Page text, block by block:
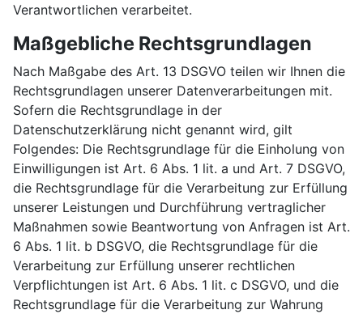
Verantwortlichen verarbeitet.
Maßgebliche Rechtsgrundlagen
Nach Maßgabe des Art. 13 DSGVO teilen wir Ihnen die
Rechtsgrundlagen unserer Datenverarbeitungen mit.
Sofern die Rechtsgrundlage in der
Datenschutzerklärung nicht genannt wird, gilt
Folgendes: Die Rechtsgrundlage für die Einholung von
Einwilligungen ist Art. 6 Abs. 1 lit. a und Art. 7 DSGVO,
die Rechtsgrundlage für die Verarbeitung zur Erfüllung
unserer Leistungen und Durchführung vertraglicher
Maßnahmen sowie Beantwortung von Anfragen ist Art.
6 Abs. 1 lit. b DSGVO, die Rechtsgrundlage für die
Verarbeitung zur Erfüllung unserer rechtlichen
Verpflichtungen ist Art. 6 Abs. 1 lit. c DSGVO, und die
Rechtsgrundlage für die Verarbeitung zur Wahrung